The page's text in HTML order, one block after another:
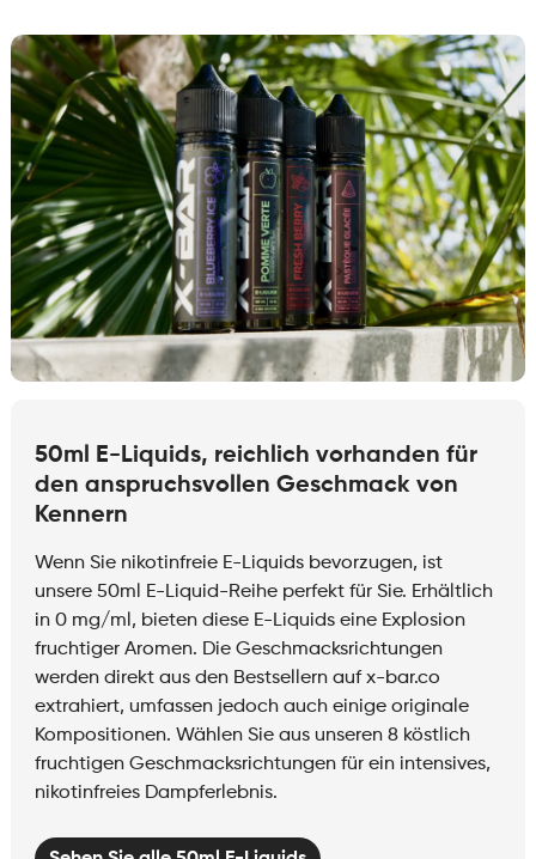
50ml E-Liquids, reichlich vorhanden für
den anspruchsvollen Geschmack von
Kennern
Wenn Sie nikotinfreie E-Liquids bevorzugen, ist
unsere 50ml E-Liquid-Reihe perfekt für Sie. Erhältlich
in 0 mg/ml, bieten diese E-Liquids eine Explosion
fruchtiger Aromen. Die Geschmacksrichtungen
werden direkt aus den Bestsellern auf x-bar.co
extrahiert, umfassen jedoch auch einige originale
Kompositionen. Wählen Sie aus unseren 8 köstlich
fruchtigen Geschmacksrichtungen für ein intensives,
nikotinfreies Dampferlebnis.